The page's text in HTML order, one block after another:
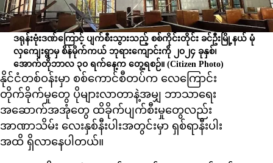
ဒရုန်းဗုံးဒဏ်ကြောင့် ပျက်စီးသွားသည့် စစ်ကိုင်းတိုင်း ခင်ဦးမြို့နယ် မုံ
လှကျေးရွာမှ စိန်မိုက်ကယ် ဘုရားကျောင်းကို ၂၀၂၄ ခုနှစ်၊
အောက်တိုဘာလ ၃၀ ရက်နေ့က တွေ့ရစဉ်။(Citizen Photo)
နိုင်ငံတစ်ဝန်းမှာ စစ်ကောင်စီတပ်က လေကြောင်း
တိုက်ခိုက်မှုတွေ ပိုများလာတာနဲ့အမျှ ဘာသာရေး
အဆောက်အအုံတွေ ထိခိုက်ပျက်စီးမှုတွေလည်း
အာဏာသိမ်း လေးနှစ်နီးပါးအတွင်းမှာ ရှစ်ရာနီးပါး
အထိ ရှိလာနေပါတယ်။